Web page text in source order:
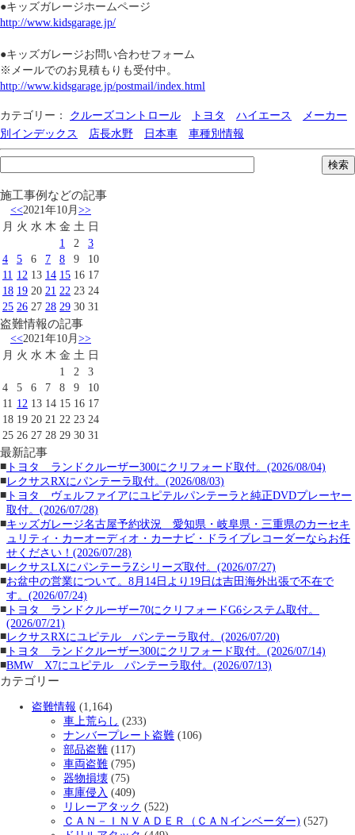
●キッズガレージホームページ
http://www.kidsgarage.jp/
●キッズガレージお問い合わせフォーム
※メールでのお見積もりも受付中。
http://www.kidsgarage.jp/postmail/index.html
カテゴリー： クルーズコントロール トヨタ ハイエース
メーカー
別インデックス
店長水野 日本車 車種別情報
施工事例などの記事
<<2021年10月 >>
月 火 水 木 金 土 日
1
2
3
4
5 6 7 8 9
10
11 12 13 14 15 16 17
18 19 20 21 22 23 24
25 26 27 28 29 30 31
盗難情報の記事
<<2021年10月 >>
月 火 水 木 金 土 日
1
2
3
4
5 6 7 8 9
10
11 12 13 14 15 16 17
18 19 20 21 22 23 24
25 26 27 28 29 30 31
最新記事
■ トヨタ ランドクルーザー300にクリフォード取付。(2026/08/04)
■レクサスRXにパンテーラ取付。(2026/08/03)
■ トヨタ ヴェルファイアにユピテルパンテーラと純正DVDプレーヤー
取付。(2026/07/28)
■キッズガレージ名古屋予約状況 愛知県・岐阜県・三重県のカーセキ
ュリティ・カーオーディオ・カーナビ・ドライブレコーダーならお任
せください！(2026/07/28)
■レクサスLXにパンテーラZシリーズ取付。(2026/07/27)
■お盆中の営業について。8月14日より19日は吉田海外出張で不在で
す。(2026/07/24)
■ トヨタ ランドクルーザー70にクリフォードG6システム取付。
(2026/07/21)
■レクサスRXにユピテル パンテーラ取付。(2026/07/20)
■ トヨタ ランドクルーザー300にクリフォード取付。(2026/07/14)
■BMW X7にユピテル パンテーラ取付。(2026/07/13)
カテゴリー
盗難情報 (1,164)
車上荒らし (233)
ナンバープレート盗難 (106)
部品盗難 (117)
車両盗難 (795)
器物損壊 (75)
車庫侵入 (409)
リレーアタック (522)
ＣＡＮ－ＩＮＶＡＤＥＲ（ＣＡＮインベーダー) (527)